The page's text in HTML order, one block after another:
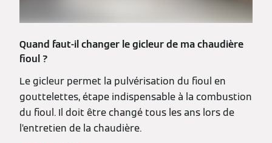
Quand faut-il changer le gicleur de ma chaudière
fioul ?
Le gicleur permet la pulvérisation du fioul en
gouttelettes, étape indispensable à la combustion
du fioul. Il doit être changé tous les ans lors de
l’entretien de la chaudière.